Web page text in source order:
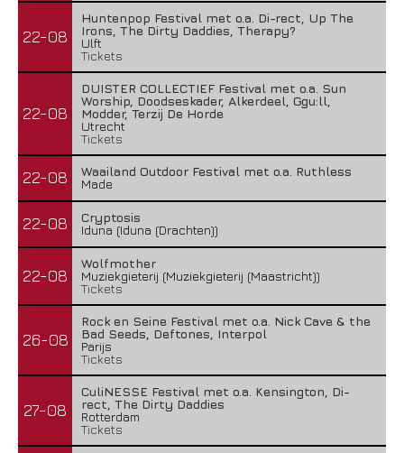
22-08
Huntenpop Festival met o.a. Di-rect, Up The
Irons, The Dirty Daddies, Therapy?
Ulft
Tickets
22-08
DUISTER COLLECTIEF Festival met o.a. Sun
Worship, Doodseskader, Alkerdeel, Ggu:ll,
Modder, Terzij De Horde
Utrecht
Tickets
22-08
Waailand Outdoor Festival met o.a. Ruthless
Made
22-08
Cryptosis
Iduna (Iduna (Drachten))
22-08
Wolfmother
Muziekgieterij (Muziekgieterij (Maastricht))
Tickets
26-08
Rock en Seine Festival met o.a. Nick Cave & the
Bad Seeds, Deftones, Interpol
Parijs
Tickets
27-08
CuliNESSE Festival met o.a. Kensington, Di-
rect, The Dirty Daddies
Rotterdam
Tickets